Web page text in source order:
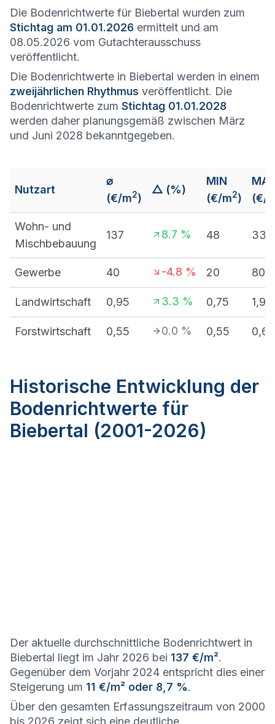
Die Bodenrichtwerte für Biebertal wurden zum
Stichtag am 01.01.2026 ermittelt und am
08.05.2026 vom Gutachterausschuss
veröffentlicht.
Die Bodenrichtwerte in Biebertal werden in einem
zweijährlichen Rhythmus veröffentlicht. Die
Bodenrichtwerte zum Stichtag 01.01.2028
werden daher planungsgemäß zwischen März
und Juni 2028 bekanntgegeben.
Nutzart
⌀
(€/m2)
△ (%)
MIN
(€/m2)
(€/
Wohn- und
Mischbebauung
137 8.7 % 48 330
Gewerbe 40 -4.8 % 20 80
Landwirtschaft 0,95 3.3 % 0,75 1,9
Forstwirtschaft 0,55 0.0 % 0,55 0,6
Historische Entwicklung der
Bodenrichtwerte für
Biebertal (2001-2026)
Der aktuelle durchschnittliche Bodenrichtwert in
Biebertal liegt im Jahr 2026 bei 137 €/m².
Gegenüber dem Vorjahr 2024 entspricht dies einer
Steigerung um 11 €/m² oder 8,7 %.
Über den gesamten Erfassungszeitraum von 2000
bis 2026 zeigt sich eine deutliche